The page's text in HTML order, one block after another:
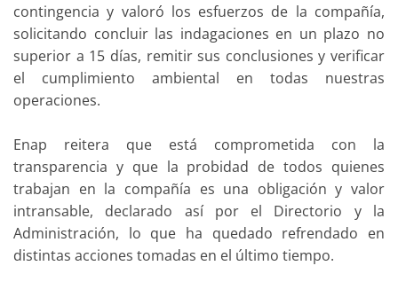
contingencia y valoró los esfuerzos de la compañía,
solicitando concluir las indagaciones en un plazo no
superior a 15 días, remitir sus conclusiones y verificar
el cumplimiento ambiental en todas nuestras
operaciones.
Enap reitera que está comprometida con la
transparencia y que la probidad de todos quienes
trabajan en la compañía es una obligación y valor
intransable, declarado así por el Directorio y la
Administración, lo que ha quedado refrendado en
distintas acciones tomadas en el último tiempo.